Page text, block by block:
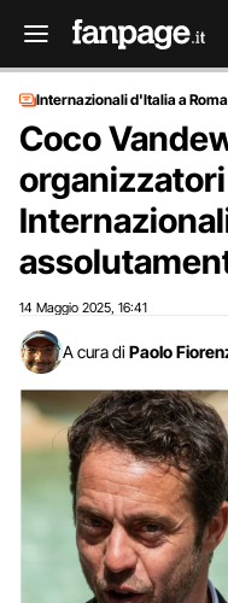
Internazionali d'Italia a Roma
Coco
14 Maggio 2025 16:41
A cura di Paolo